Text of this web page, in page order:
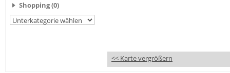
Shopping (0)
<< Karte vergrößern